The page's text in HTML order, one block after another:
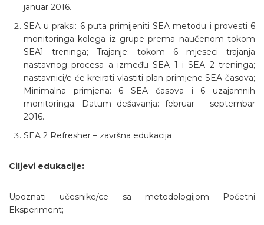
januar 2016.
SEA u praksi: 6 puta primijeniti SEA metodu i provesti 6
monitoringa kolega iz grupe prema naučenom tokom
SEA1 treninga; Trajanje: tokom 6 mjeseci trajanja
nastavnog procesa a između SEA 1 i SEA 2 treninga;
nastavnici/e će kreirati vlastiti plan primjene SEA časova;
Minimalna primjena: 6 SEA časova i 6 uzajamnih
monitoringa; Datum dešavanja: februar – septembar
2016.
SEA 2 Refresher – završna edukacija
Ciljevi edukacije:
Upoznati učesnike/ce sa metodologijom Početni
Eksperiment;